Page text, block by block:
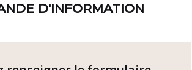
D'INFORMATION